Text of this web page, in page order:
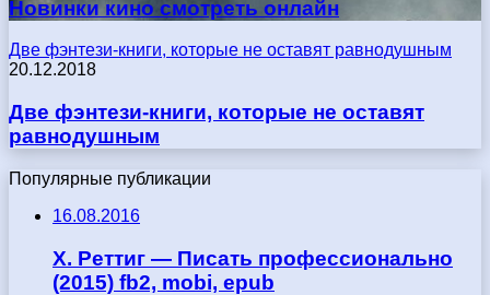
Новинки кино смотреть онлайн
Две фэнтези-книги, которые не оставят равнодушным
20.12.2018
Две фэнтези-книги, которые не оставят
равнодушным
Популярные публикации
16.08.2016
Х. Реттиг — Писать профессионально
(2015) fb2, mobi, epub